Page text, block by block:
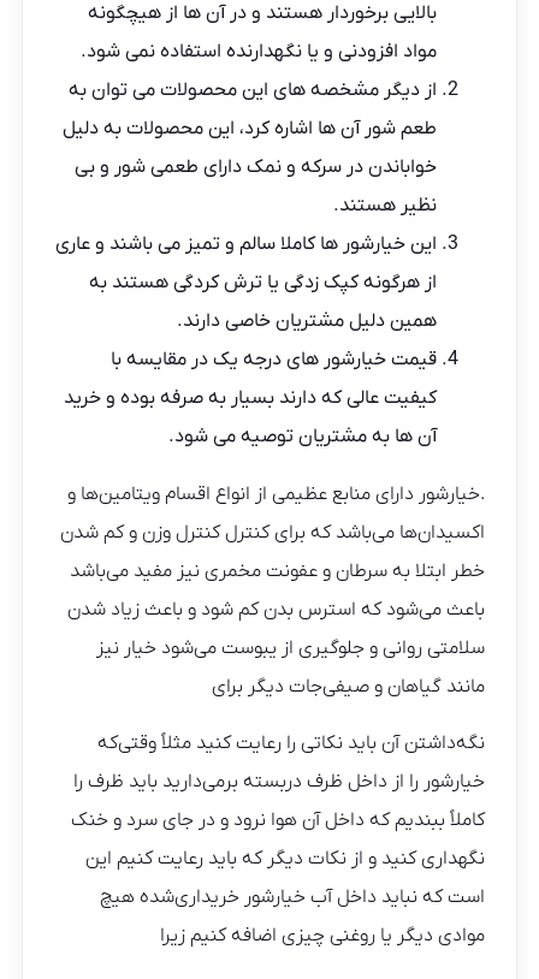
بالایی برخوردار هستند و در آن ها از هیچگونه
مواد افزودنی و یا نگهدارنده استفاده نمی شود.
از دیگر مشخصه های این محصولات می‌ توان به
طعم شور آن ها اشاره کرد، این محصولات به دلیل
خواباندن در سرکه و نمک دارای طعمی شور و بی
نظیر هستند.
این خیارشور ها کاملا سالم و تمیز می باشند و عاری
از هرگونه کپک زدگی یا ترش کردگی هستند به
همین دلیل مشتریان خاصی دارند.
قیمت خیارشور های درجه یک در مقایسه با
کیفیت عالی که دارند بسیار به صرفه بوده و خرید
آن ها به مشتریان توصیه می شود.
.خیارشور دارای منابع عظیمی از انواع اقسام ویتامین‌ها و
اکسیدان‌ها می‌باشد که برای کنترل کنترل وزن و کم شدن
خطر ابتلا به سرطان و عفونت مخمری نیز مفید می‌باشد
باعث می‌شود که استرس بدن کم شود و باعث زیاد شدن
سلامتی روانی و جلوگیری از یبوست می‌شود خیار نیز
مانند گیاهان و صیفی‌جات دیگر برای
نگه‌داشتن آن باید نکاتی را رعایت کنید مثلاً وقتی‌که
خیارشور را از داخل ظرف دربسته برمی‌دارید باید ظرف را
کاملاً ببندیم که داخل آن هوا نرود و در جای سرد و خنک
نگهداری کنید و از نکات دیگر که باید رعایت کنیم این
است که نباید داخل آب خیارشور خریداری‌شده هیچ
موادی دیگر یا روغنی چیزی اضافه کنیم زیرا